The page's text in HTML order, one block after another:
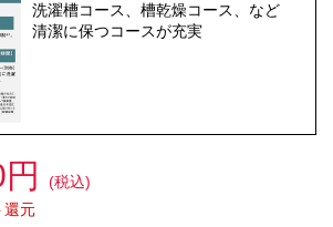
洗濯槽コース、槽乾燥コース、など
清潔に保つコースが充実
(税込)
還元